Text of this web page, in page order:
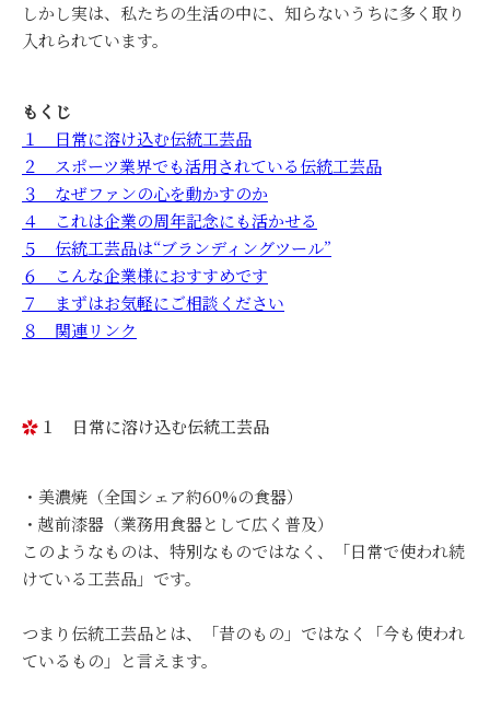
しかし実は、私たちの生活の中に、知らないうちに多く取り
入れられています。
もくじ
１ 日常に溶け込む伝統工芸品
２ スポーツ業界でも活用されている伝統工芸品
３ なぜファンの心を動かすのか
４ これは企業の周年記念にも活かせる
５ 伝統工芸品は“ブランディングツール”
６ こんな企業様におすすめです
７ まずはお気軽にご相談ください
８ 関連リンク
１ 日常に溶け込む伝統工芸品
・美濃焼（全国シェア約60%の食器）
・越前漆器（業務用食器として広く普及）
このようなものは、特別なものではなく、「日常で使われ続
けている工芸品」です。
つまり伝統工芸品とは、「昔のもの」ではなく「今も使われ
ているもの」と言えます。